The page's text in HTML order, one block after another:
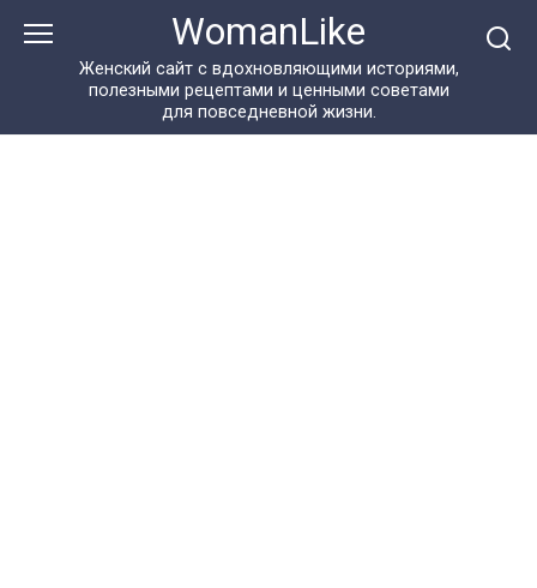
WomanLike
Женский сайт с вдохновляющими историями,
полезными рецептами и ценными советами
для повседневной жизни.